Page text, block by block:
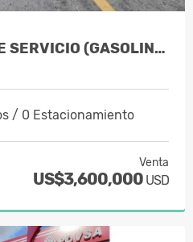
VENTA ESTACIÓN DE SERVICIO (GASOLINERA)…
/ 0 Estacionamiento
Venta
US$3,600,000 USD